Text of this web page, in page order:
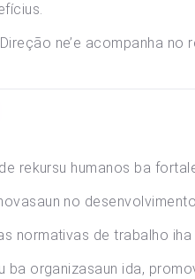
ne’e acompanha
rekursu humanos ba
no
normativas de trabalho
ba organizasaun ida,